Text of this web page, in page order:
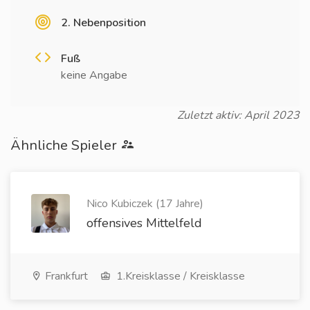
2. Nebenposition
Fuß
keine Angabe
Zuletzt aktiv: April 2023
Ähnliche Spieler
Nico Kubiczek (17 Jahre)
offensives Mittelfeld
Frankfurt 1.Kreisklasse / Kreisklasse